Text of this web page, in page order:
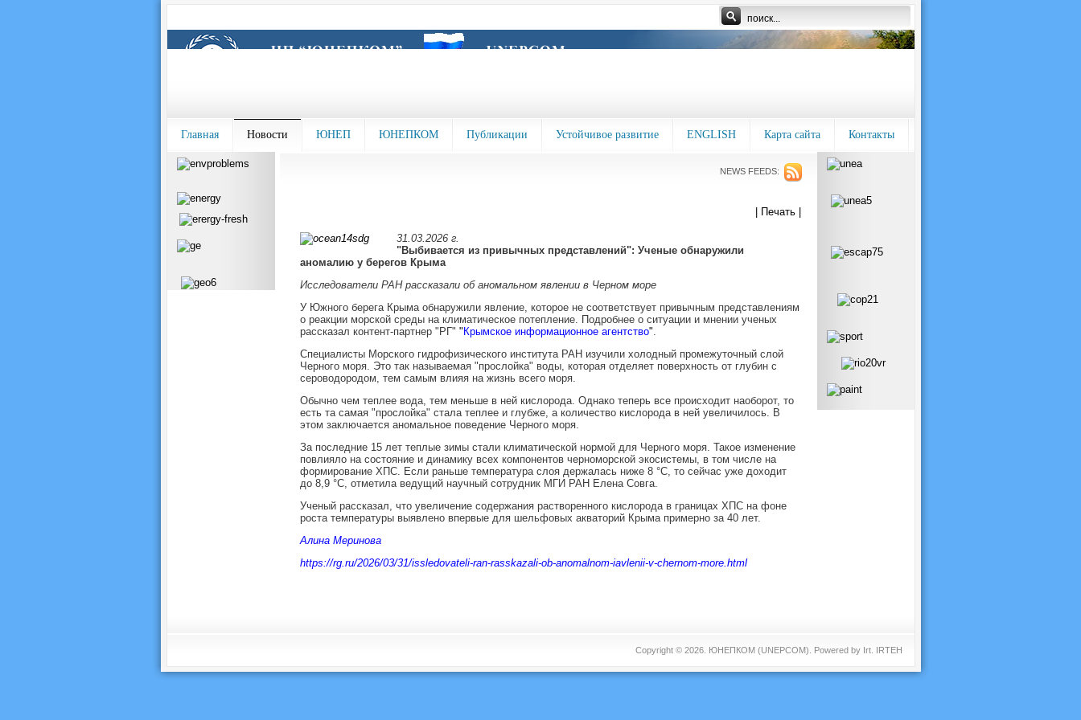
Главная Новости ЮНЕП ЮНЕПКОМ Публикации Устойчивое развитие ENGLISH Карта сайта Контакты
NEWS FEEDS:
| Печать |
31.03.2026 г.
"Выбивается из привычных представлений": Ученые обнаружили
аномалию у берегов Крыма
Исследователи РАН рассказали об аномальном явлении в Черном море
У Южного берега Крыма обнаружили явление, которое не соответствует привычным представлениям
о реакции морской среды на климатическое потепление. Подробнее о ситуации и мнении ученых
рассказал контент-партнер "РГ" " Крымское информационное агентство".
Специалисты Морского гидрофизического института РАН изучили холодный промежуточный слой
Черного моря. Это так называемая "прослойка" воды, которая отделяет поверхность от глубин с
сероводородом, тем самым влияя на жизнь всего моря.
Обычно чем теплее вода, тем меньше в ней кислорода. Однако теперь все происходит наоборот, то
есть та самая "прослойка" стала теплее и глубже, а количество кислорода в ней увеличилось. В
этом заключается аномальное поведение Черного моря.
За последние 15 лет теплые зимы стали климатической нормой для Черного моря. Такое изменение
повлияло на состояние и динамику всех компонентов черноморской экосистемы, в том числе на
формирование ХПС. Если раньше температура слоя держалась ниже 8 °C, то сейчас уже доходит
до 8,9 °C, отметила ведущий научный сотрудник МГИ РАН Елена Совга.
Ученый рассказал, что увеличение содержания растворенного кислорода в границах ХПС на фоне
роста температуры выявлено впервые для шельфовых акваторий Крыма примерно за 40 лет.
Алина Меринова
https://rg.ru/2026/03/31/issledovateli-ran-rasskazali-ob-anomalnom-iavlenii-v-chernom-more.html
Copyright © 2026. ЮНЕПКОМ (UNEPCOM). Powered by Irt. IRTEH